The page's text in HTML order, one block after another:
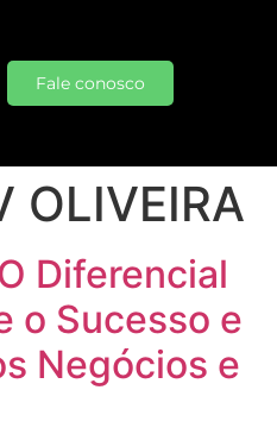
Fale conosco
OLIVEIRA
Diferencial
o Sucesso e
Negócios e